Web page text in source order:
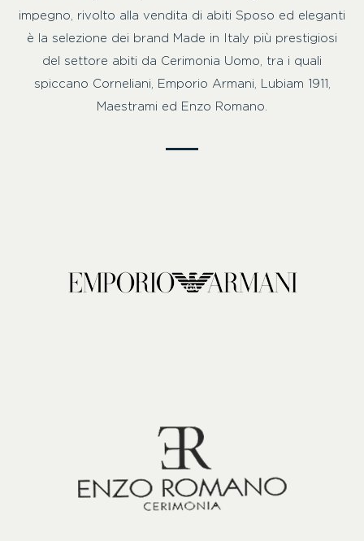
impegno, rivolto alla vendita di abiti Sposo ed eleganti
è la selezione dei brand Made in Italy più prestigiosi
del settore abiti da Cerimonia Uomo, tra i quali
spiccano Corneliani, Emporio Armani, Lubiam 1911,
Maestrami ed Enzo Romano.